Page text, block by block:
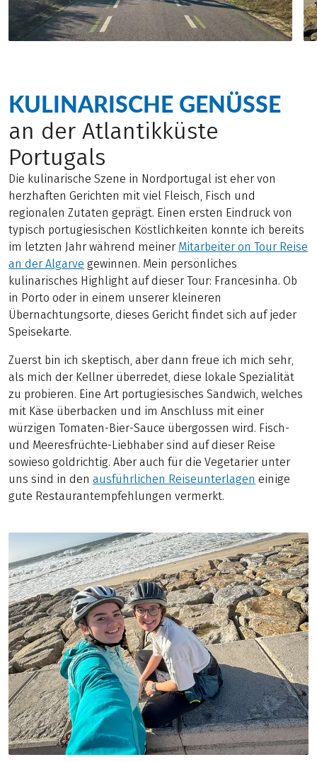
KULINARISCHE GENÜSSE
an der Atlantikküste
Portugals
Die kulinarische Szene in Nordportugal ist eher von
herzhaften Gerichten mit viel Fleisch, Fisch und
regionalen Zutaten geprägt. Einen ersten Eindruck von
typisch portugiesischen Köstlichkeiten konnte ich bereits
im letzten Jahr während meiner Mitarbeiter on Tour Reise
an der Algarve gewinnen. Mein persönliches
kulinarisches Highlight auf dieser Tour: Francesinha. Ob
in Porto oder in einem unserer kleineren
Übernachtungsorte, dieses Gericht findet sich auf jeder
Speisekarte.
Zuerst bin ich skeptisch, aber dann freue ich mich sehr,
als mich der Kellner überredet, diese lokale Spezialität
zu probieren. Eine Art portugiesisches Sandwich, welches
mit Käse überbacken und im Anschluss mit einer
würzigen Tomaten-Bier-Sauce übergossen wird. Fisch-
und Meeresfrüchte-Liebhaber sind auf dieser Reise
sowieso goldrichtig. Aber auch für die Vegetarier unter
uns sind in den ausführlichen Reiseunterlagen einige
gute Restaurantempfehlungen vermerkt.